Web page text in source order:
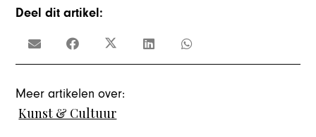
Deel dit artikel:
Meer artikelen over:
Kunst & Cultuur